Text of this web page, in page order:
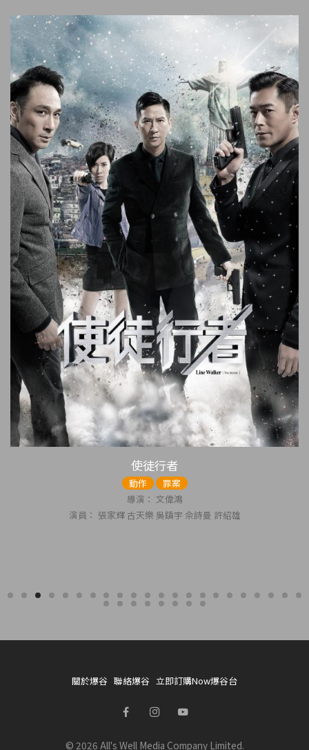
劍雨
動作
導演： 蘇照彬
演員： 楊紫瓊、鄭雨盛、徐熙媛、余文樂
關於爆谷 聯絡爆谷 立即訂購Now爆谷台
© 2026 All's Well Media Company Limited.